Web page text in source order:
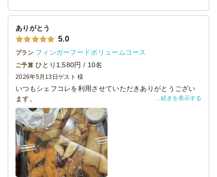
1点残念だったのはメニュー内のから揚げ串が、別のメニュ
ーに変更になっていたことですかね・・やはりから揚げは1
番人気ですので・・
昨今色々な事情があるのかと思いますが、次回お願いする
際のメニューに期待したいと思います。
ありがとう
5.0
プラン フィンガーフードボリュームコース
ご予算 ひとり1,580円 / 10名
2026年5月13日 ゲスト 様
いつもシェフコレを利用させていただきありがとうござい
ます。
本日は懇親会にて、貴店をご利用させていただきました。
料理の見た目は素晴らしく、大変満足しております。
機会がございましたら、ぜひまたご利用させていただきま
す。
続きを表示する